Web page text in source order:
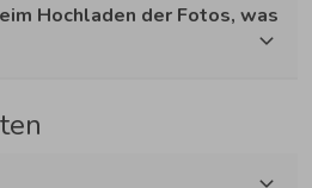
Hochladen der Fotos, was